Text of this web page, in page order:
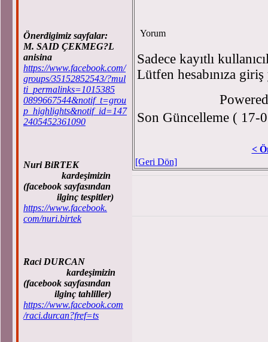
Önerdigimiz sayfalar:
M. SAID ÇEKMEG?L
anisina
https://www.facebook.com/
groups/35152852543/?mul
ti_permalinks=1015385
0899667544&notif_t=grou
p_highlights&notif_id=147
2405452361090
Nuri BiRTEK
kardeşimizin
(facebook sayfasından
ilginç tespitler)
https://www.facebook.
com/nuri.birtek
Raci DURCAN
kardeşimizin
(facebook sayfasından
ilginç tahliller)
https://www.facebook.com
/raci.durcan?fref=ts
Yorum
Sadece kayıtlı
Lütfen hesabınıza
Son Güncelleme ( 17-
<
[Geri Dön]